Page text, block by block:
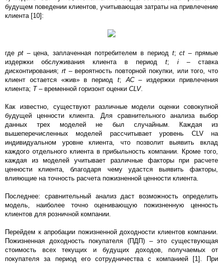
будущем поведении клиентов, учитывающая затраты на привлечение
клиента [10]:
где pt – цена, заплаченная потребителем в период t;ct– прямые
издержки обслуживания клиента в период t; i – ставка
дисконтирования; rt – вероятность повторной покупки, или того, что
клиент остается «жив» в период t; АС– издержки привлечения
клиента; Т – временной горизонт оценки CLV.
Как известно, существуют различные модели оценки совокупной
будущей ценности клиента. Для сравнительного анализа выбор
данных трех моделей не был случайным. Каждая из
вышеперечисленных моделей рассчитывает уровень CLV на
индивидуальном уровне клиента, что позволит выявить вклад
каждого отдельного клиента в прибыльность компании. Кроме того,
каждая из моделей учитывает различные факторы при расчете
ценности клиента, благодаря чему удастся выявить факторы,
влияющие на точность расчета пожизненной ценности клиента.
Последнее: сравнительный анализ даст возможность определить
модель, наиболее точно оценивающую пожизненную ценность
клиентов для розничной компании.
Перейдем к апробации пожизненной доходности клиентов компании.
Пожизненная доходность покупателя (ПДП) – это существующая
стоимость всех текущих и будущих доходов, получаемых от
покупателя за период его сотрудничества с компанией [1]. При